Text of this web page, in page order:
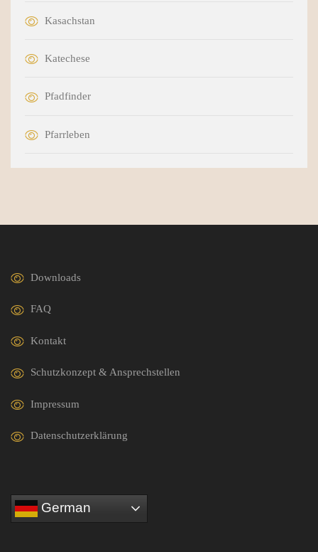
Kasachstan
Katechese
Pfadfinder
Pfarrleben
Downloads
FAQ
Kontakt
Schutzkonzept & Ansprechstellen
Impressum
Datenschutzerklärung
German